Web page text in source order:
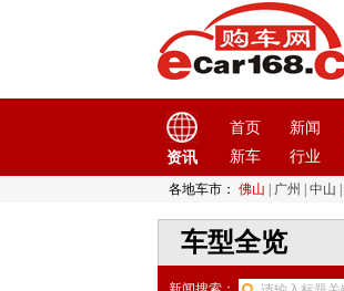
资讯
首页 新闻
新车
行业
各地车市： 佛山 广州 中山
车型全览
东风风行(18)
东风风行(18)
风行S50EV
风行SX6
风行T5
风行T5L
景逸S50